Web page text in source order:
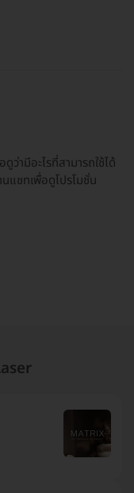
มีอะไรที่สามารถใช้ได้
แชทเพื่อดูโปรโมชั่น